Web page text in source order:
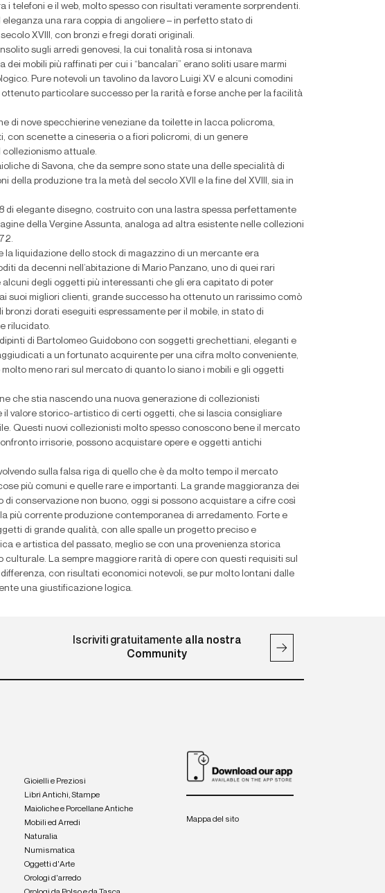
i telefoni e il web, molto spesso con risultati veramente sorprendenti.
una rara coppia di angoliere – in perfetto stato di
XVIII, con bronzi e fregi dorati originali.
sugli arredi genovesi, la cui tonalità rosa si intonava
mobili più raffinati per cui i “bancalari” erano soliti usare marmi
Pure notevoli un tavolino da lavoro Luigi XV e alcuni comodini
particolare successo per la rarità e forse anche per la facilità
di nove specchierine veneziane da toilette in lacca policroma,
con scenette a cineseria o a fiori policromi, di un genere
attuale.
di Savona, che da sempre sono state una delle specialità di
della produzione tra la metà del secolo XVII e la fine del XVIII, sia in
di elegante disegno, costruito con una lastra spessa perfettamente
della Vergine Assunta, analoga ad altra esistente nelle collezioni
la liquidazione dello stock di magazzino di un mercante era
da decenni nell’abitazione di Mario Panzano, uno di quei rari
degli oggetti più interessanti che gli era capitato di poter
suoi migliori clienti, grande successo ha ottenuto un rarissimo comò
dorati eseguiti espressamente per il mobile, in stato di
rilucidato.
di Bartolomeo Guidobono con soggetti grechettiani, eleganti e
a un fortunato acquirente per una cifra molto conveniente,
meno rari sul mercato di quanto lo siano i mobili e gli oggetti
che stia nascendo una nuova generazione di collezionisti
valore storico-artistico di certi oggetti, che si lascia consigliare
Questi nuovi collezionisti molto spesso conoscono bene il mercato
irrisorie, possono acquistare opere e oggetti antichi
sulla falsa riga di quello che è da molto tempo il mercato
più comuni e quelle rare e importanti. La grande maggioranza dei
conservazione non buono, oggi si possono acquistare a cifre così
più corrente produzione contemporanea di arredamento. Forte e
di grande qualità, con alle spalle un progetto preciso e
e artistica del passato, meglio se con una provenienza storica
La sempre maggiore rarità di opere con questi requisiti sul
con risultati economici notevoli, se pur molto lontani dalle
una giustificazione logica.
Iscriviti gratuitamente alla nostra
Community
Gioielli e Preziosi
Libri Antichi, Stampe
Maioliche e Porcellane Antiche
Mobili ed Arredi
Naturalia
Numismatica
Oggetti d'Arte
Orologi d'arredo
Mappa del sito